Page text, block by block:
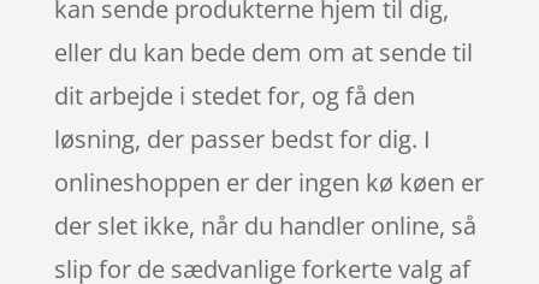
kan sende produkterne hjem til dig,
eller du kan bede dem om at sende til
dit arbejde i stedet for, og få den
løsning, der passer bedst for dig. I
onlineshoppen er der ingen kø køen er
der slet ikke, når du handler online, så
slip for de sædvanlige forkerte valg af